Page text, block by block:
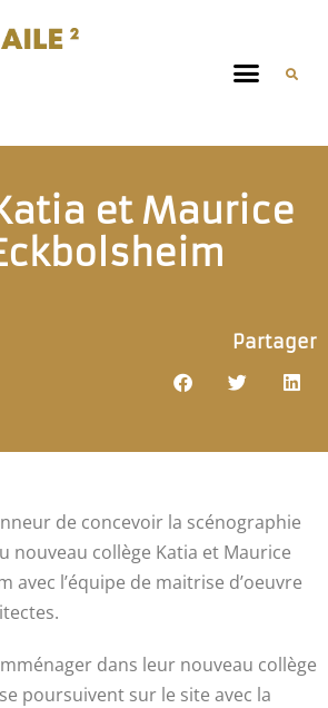
et Maurice
Partager
de concevoir la scénographie
nouveau collège Katia et Maurice
avec l’équipe de maitrise d’oeuvre
dans leur nouveau collège
poursuivent sur le site avec la